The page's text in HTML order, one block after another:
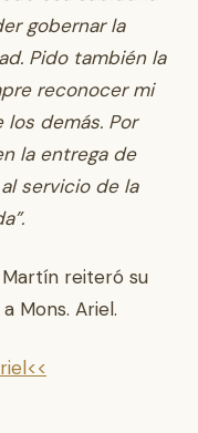
gobernar la
Pido también la
reconocer mi
demás. Por
la entrega de
servicio de la
reiteró su
Mons. Ariel.